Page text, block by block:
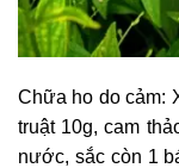
Chữa ho do cảm:
truật 10g, cam
nước, sắc còn 1